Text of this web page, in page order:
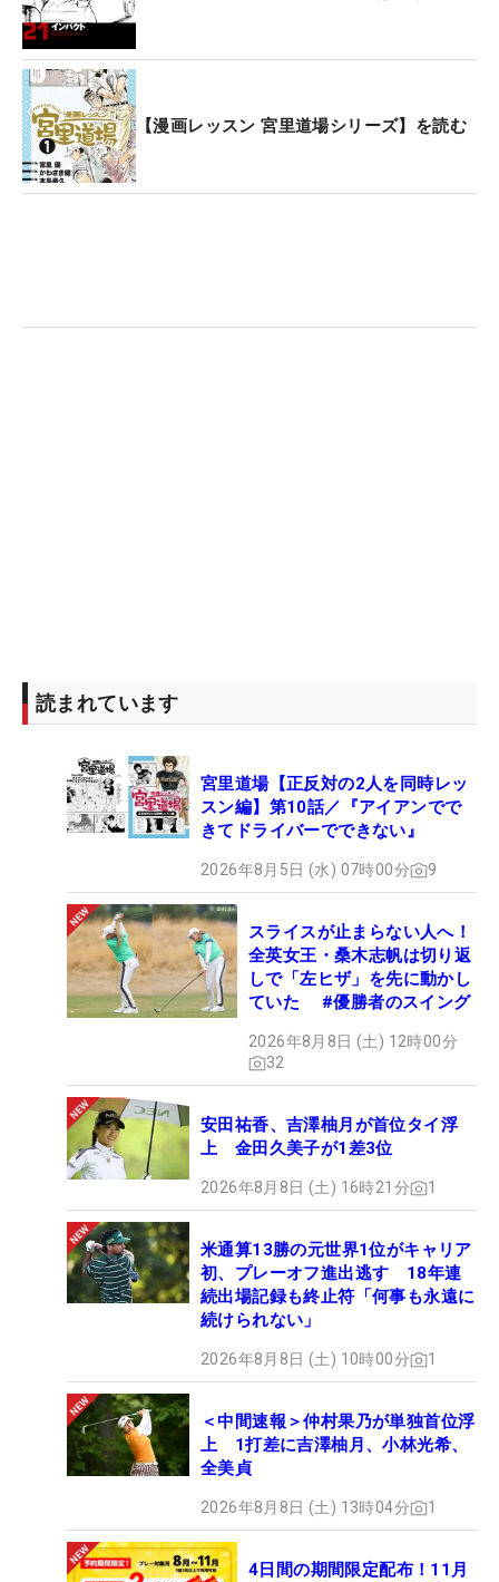
【漫画レッスン 宮里道場シリーズ】を読む
読まれています
宮里道場【正反対の2人を同時レッ
スン編】第10話／『アイアンでで
きてドライバーでできない』
2026年8月5日 (水) 07時00分 9
スライスが止まらない人へ！
全英女王・桑木志帆は切り返
しで「左ヒザ」を先に動かし
ていた #優勝者のスイング
2026年8月8日 (土) 12時00分
32
安田祐香、吉澤柚月が首位タイ浮
上 金田久美子が1差3位
2026年8月8日 (土) 16時21分 1
米通算13勝の元世界1位がキャリア
初、プレーオフ進出逃す 18年連
続出場記録も終止符「何事も永遠に
続けられない」
2026年8月8日 (土) 10時00分 1
＜中間速報＞仲村果乃が単独首位浮
上 1打差に吉澤柚月、小林光希、
全美貞
2026年8月8日 (土) 13時04分 1
4日間の期間限定配布！11月